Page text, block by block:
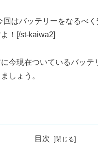
回はバッテリーをなるべ
！[/st-kaiwa2]
今現在ついているバッテ
しょう。
目次